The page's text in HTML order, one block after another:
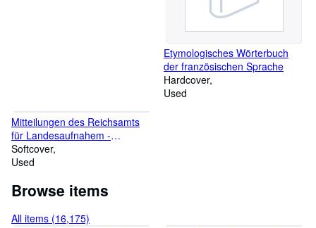
Etymologisches Wörterbuch
der französischen Sprache
Hardcover
Used
Mitteilungen des Reichsamts
für Landesaufnahem -
Sonderheft 17: Die
Nivellementsverbindung
Dänemark über den Fehmarn-
Softcover
Used
Browse items
All items (16,175)